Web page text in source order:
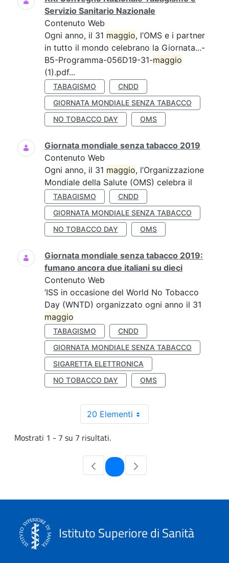
Servizio Sanitario Nazionale
Contenuto Web
Ogni anno, il 31 maggio, l’OMS e i partner
in tutto il mondo celebrano la Giornata...-
B5-Programma-056D19-31-maggio
(1).pdf...
TABAGISMO
CNDD
GIORNATA MONDIALE SENZA TABACCO
NO TOBACCO DAY
OMS
Giornata mondiale senza tabacco 2019
Contenuto Web
Ogni anno, il 31 maggio, l’Organizzazione
Mondiale della Salute (OMS) celebra il
TABAGISMO
CNDD
GIORNATA MONDIALE SENZA TABACCO
NO TOBACCO DAY
OMS
Giornata mondiale senza tabacco 2019:
fumano ancora due italiani su dieci
Contenuto Web
’ISS in occasione del World No Tobacco
Day (WNTD) organizzato ogni anno il 31
maggio
TABAGISMO
CNDD
GIORNATA MONDIALE SENZA TABACCO
SIGARETTA ELETTRONICA
NO TOBACCO DAY
OMS
20 Elementi
Mostrati 1 - 7 su 7 risultati.
Pagina
Istituto Superiore di Sanità